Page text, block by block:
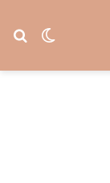
تغییر